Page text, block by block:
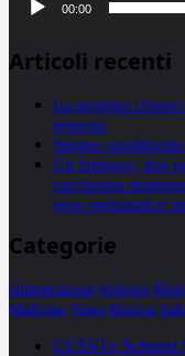
00:00
Articoli recenti
La proteina
neuroni
Statine:
Un farmaco, due
carcinoma
seno metastatico
Categorie
alimentazione biologia
Medicina News Ricerca
CCSVI e Sclerosi